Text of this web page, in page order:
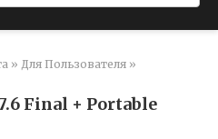
» Для Пользователя »
Final + Portable